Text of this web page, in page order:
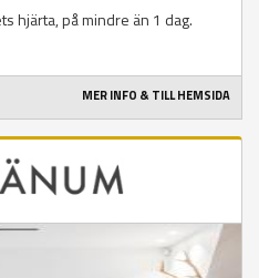
hjärta, på mindre än 1 dag.
MER INFO & TILL HEMSIDA